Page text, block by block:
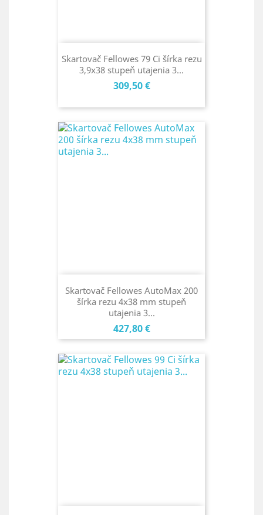
Skartovač Fellowes 79 Ci šírka rezu
3,9x38 stupeň utajenia 3...
Cena
309,50 €
Skartovač Fellowes AutoMax 200
šírka rezu 4x38 mm stupeň
utajenia 3...
Cena
427,80 €